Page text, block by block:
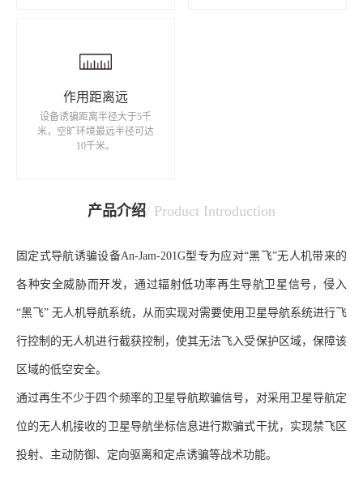
作用距离远
设备诱骗距离半径大于5千
米，空旷环境最远半径可达
10千米。
产品介绍/ Product Introduction
固定式导航诱骗设备An-Jam-201G型专为应对“黑飞”无人机带来的
各种安全威胁而开发，通过辐射低功率再生导航卫星信号，侵入
“黑飞” 无人机导航系统，从而实现对需要使用卫星导航系统进行飞
行控制的无人机进行截获控制，使其无法飞入受保护区域，保障该
区域的低空安全。
通过再生不少于四个频率的卫星导航欺骗信号，对采用卫星导航定
位的无人机接收的卫星导航坐标信息进行欺骗式干扰，实现禁飞区
投射、主动防御、定向驱离和定点诱骗等战术功能。